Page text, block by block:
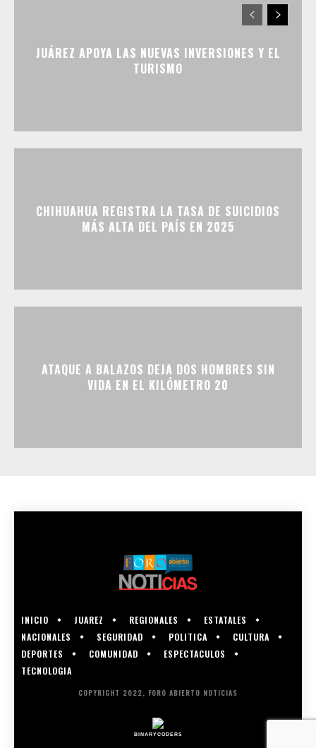
JUÁREZ APOYA LAS NUEVAS INVERSIONES Y EL
TURISMO
CHIHUAHUA REGISTRA LA TASA DE SUICIDIOS
MÁS ALTA DEL PAÍS EN 2025
ATAQUE A BALAZOS DEJA DOS HOMBRES SIN
VIDA EN EL KILÓMETRO 20
INICIO JUAREZ REGIONALES
ESTATALES
NACIONALES
SEGURIDAD POLITICA
CULTURA
DEPORTES
COMUNIDAD
ESPECTACULOS
TECNOLOGIA
COPYRIGHT 2022, FORO ABIERTO NOTICIAS
BINARYCODERS